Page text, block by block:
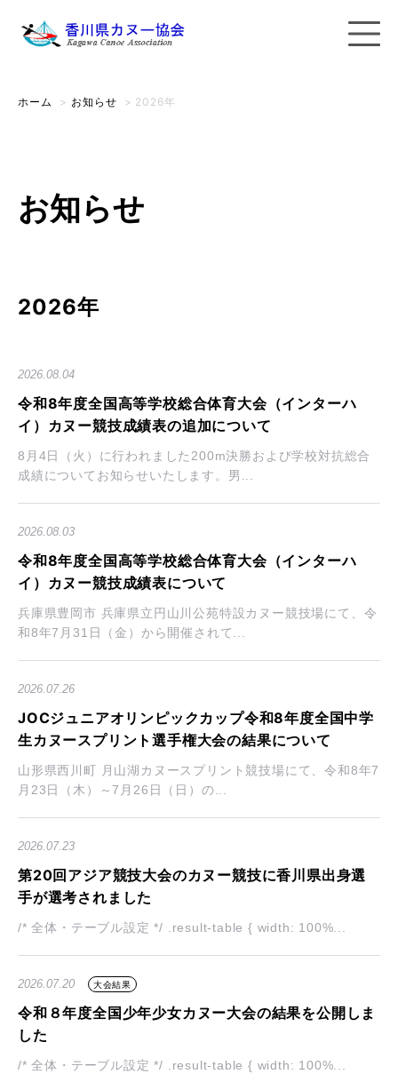
ホーム > お知らせ > 2026年
お知らせ
2026年
2026.08.04
令和8年度全国高等学校総合体育大会（インターハ
イ）カヌー競技成績表の追加について
8月4日（火）に行われました200m決勝および学校対抗総合
成績についてお知らせいたします。男...
2026.08.03
令和8年度全国高等学校総合体育大会（インターハ
イ）カヌー競技成績表について
兵庫県豊岡市 兵庫県立円山川公苑特設カヌー競技場にて、令
和8年7月31日（金）から開催されて...
2026.07.26
JOCジュニアオリンピックカップ令和8年度全国中学
生カヌースプリント選手権大会の結果について
山形県西川町 月山湖カヌースプリント競技場にて、令和8年7
月23日（木）～7月26日（日）の...
2026.07.23
第20回アジア競技大会のカヌー競技に香川県出身選
手が選考されました
/* 全体・テーブル設定 */ .result-table { width: 100%...
2026.07.20 大会結果
令和８年度全国少年少女カヌー大会の結果を公開しま
した
/* 全体・テーブル設定 */ .result-table { width: 100%...